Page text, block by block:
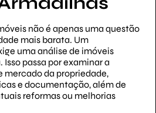
não é apenas uma questão
mais barata. Um
uma análise de imóveis
passa por examinar a
mercado da propriedade,
e documentação, além de
reformas ou melhorias